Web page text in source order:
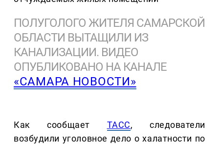
ПОЛУГОЛОГО ЖИТЕЛЯ САМАРСКОЙ
ОБЛАСТИ ВЫТАЩИЛИ ИЗ
КАНАЛИЗАЦИИ. ВИДЕО
ОПУБЛИКОВАНО НА КАНАЛЕ
«САМАРА НОВОСТИ»
Как сообщает ТАСС, следователи
возбудили уголовное дело о халатности по